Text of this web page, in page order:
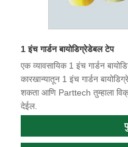
1 इंच गार्डन बायोडिग्रेडेबल टेप
एक व्यावसायिक 1 इंच गार्डन
कारखान्यातून 1 इंच गार्डन
शकता आणि Parttech तुम्हाला
देईल.